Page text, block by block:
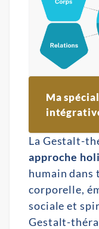
Ma
La Gestalt-
approche
humain dans
corporelle,
sociale et
Gestalt-